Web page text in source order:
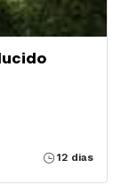
12 dias